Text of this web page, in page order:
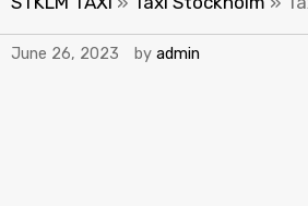
June 26, 2023 by admin